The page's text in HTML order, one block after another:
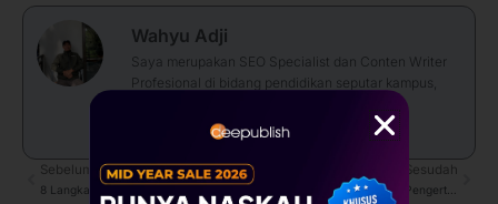
Wahyu Adji
Saya merupakan SEO Specialist dan Conten Writer
Profesional di bidang pendidikan seputar kampus,
Prev
Sebelum Sesudah